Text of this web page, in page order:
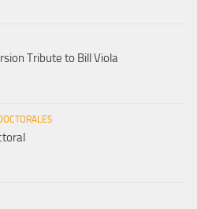
Tribute to Bill Viola